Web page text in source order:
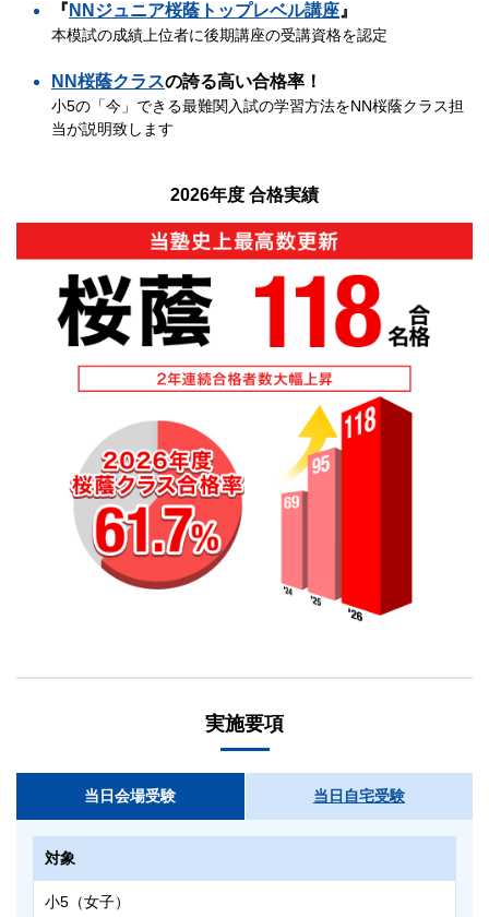
『 NNジュニア桜蔭トップレベル講座 』
本模試の成績上位者に後期講座の受講資格を認定
NN桜蔭クラスの誇る高い合格率！
小5の「今」できる最難関入試の学習方法をNN桜蔭クラス担
当が説明致します
2026年度 合格実績
実施要項
当日会場受験 当日自宅受験
対象
小5（女子）